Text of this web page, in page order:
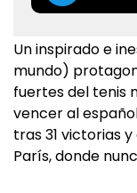
Un inspirado e
mundo)
fuertes del tenis
vencer al
tras 31 victorias
París, donde